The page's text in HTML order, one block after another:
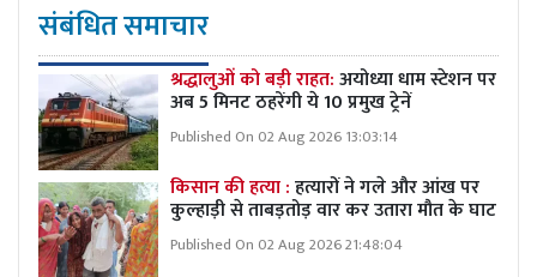
संबंधित समाचार
श्रद्धालुओं को बड़ी राहत:अयोध्या धाम स्टेशन पर
अब 5 मिनट ठहरेंगी ये 10 प्रमुख ट्रेनें
Published On 02 Aug 2026 13:03:14
किसान की हत्या :हत्यारों ने गले और आंख पर
कुल्हाड़ी से ताबड़तोड़ वार कर उतारा मौत के घाट
Published On 02 Aug 2026 21:48:04